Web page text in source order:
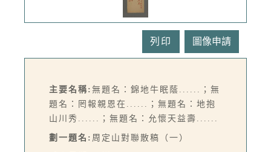
列印
主要名稱: 無題名：錦地牛眠蔭......；無
題名：罔報親恩在......；無題名：地抱
山川秀......；無題名：允懷天益壽......
劃一題名: 周定山對聯散稿（一）